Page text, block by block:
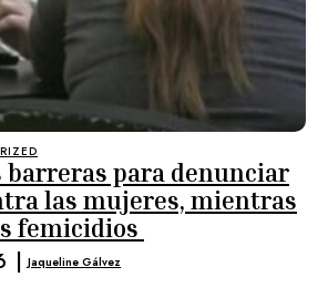
barreras para denunciar
las mujeres, mientras
femicidios
| Jaqueline Gálvez